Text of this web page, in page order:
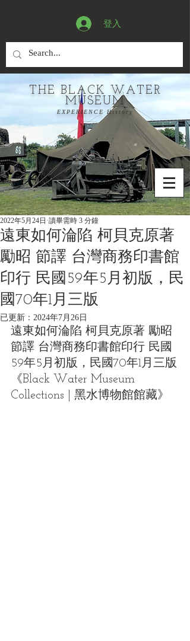
登入
THE BLACK WATER
MUSEUM
EXPERIENCE History
遠東如何淪陷 柯貝克原著
勵昭 節譯 台灣商務印書館
印行 民國59年5月初版，民
國70年1月三版
2022年5月24日 讀畢需時 3 分鐘
已更新： 2024年7月26日
遠東如何淪陷 柯貝克原著 勵昭
節譯 台灣商務印書館印行 民國
59年5月初版，民國70年1月三版
《Black Water Museum
Collections | 黑水博物館館藏》